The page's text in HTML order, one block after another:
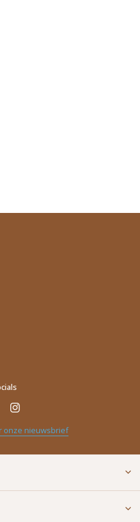
onze nieuwsbrief